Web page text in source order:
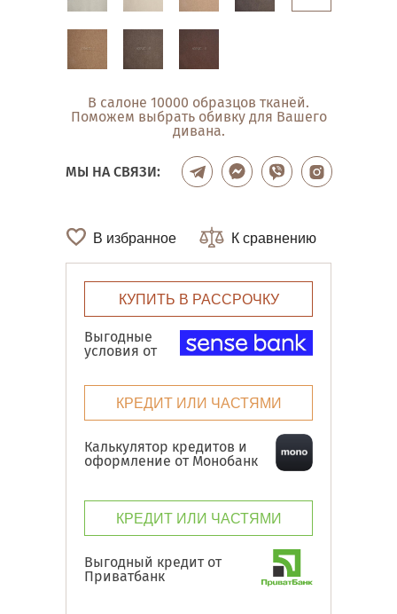
В салоне 10000 образцов тканей.
Поможем выбрать обивку для Вашего
дивана.
МЫ НА СВЯЗИ:
В избранное К сравнению
КУПИТЬ В РАССРОЧКУ
Выгодные
условия от
КРЕДИТ ИЛИ ЧАСТЯМИ
Калькулятор кредитов и
оформление от Монобанк
КРЕДИТ ИЛИ ЧАСТЯМИ
Выгодный кредит от
Приватбанк